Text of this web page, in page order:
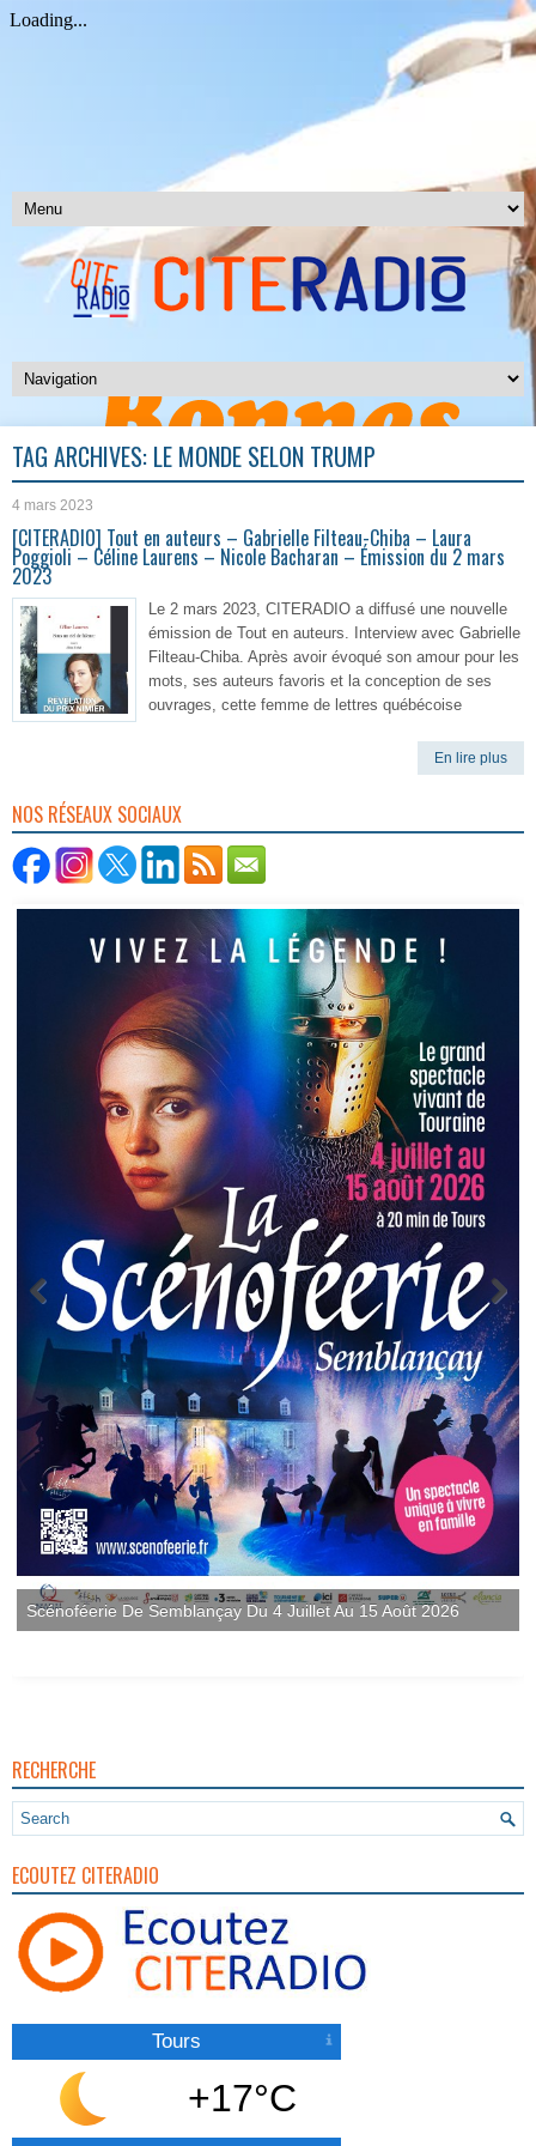
TAG ARCHIVES: LE MONDE SELON TRUMP
4 mars 2023
[CITERADIO] Tout en auteurs – Gabrielle Filteau-Chiba – Laura
Poggioli – Céline Laurens – Nicole Bacharan – Émission du 2 mars
2023
Le 2 mars 2023, CITERADIO a diffusé une nouvelle
émission de Tout en auteurs. Interview avec Gabrielle
Filteau-Chiba. Après avoir évoqué son amour pour les
mots, ses auteurs favoris et la conception de ses
ouvrages, cette femme de lettres québécoise
En lire plus
NOS RÉSEAUX SOCIAUX
Scénoféerie De Semblançay Du 4 Juillet Au 15 Août 2026
RECHERCHE
ECOUTEZ CITERADIO
Tours
+17°C